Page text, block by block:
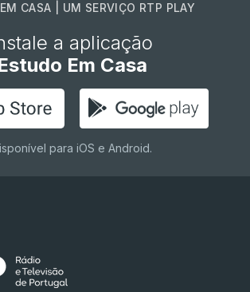
CASA | UM SERVIÇO RTP PLAY
a aplicação
Em Casa
para iOS e Android.